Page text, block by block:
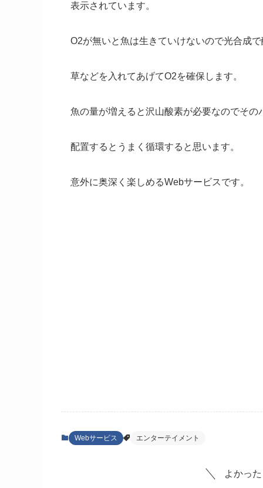
表示されています。
O2が無いと魚は生きていけないので光合成
草などを入れてあげてO2を確保します。
魚の量が増えると沢山酸素が必要なのでその
配置するとうまく循環すると思います。
意外に奥深く楽しめるWebサービスです。
Webサービス エンターテイメント
よかっ